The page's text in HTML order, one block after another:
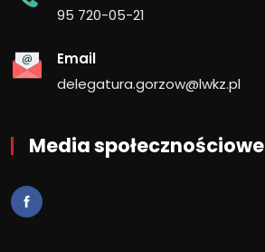
95 720-05-21
Email
delegatura.gorzow@lwkz.pl
Media społecznościowe